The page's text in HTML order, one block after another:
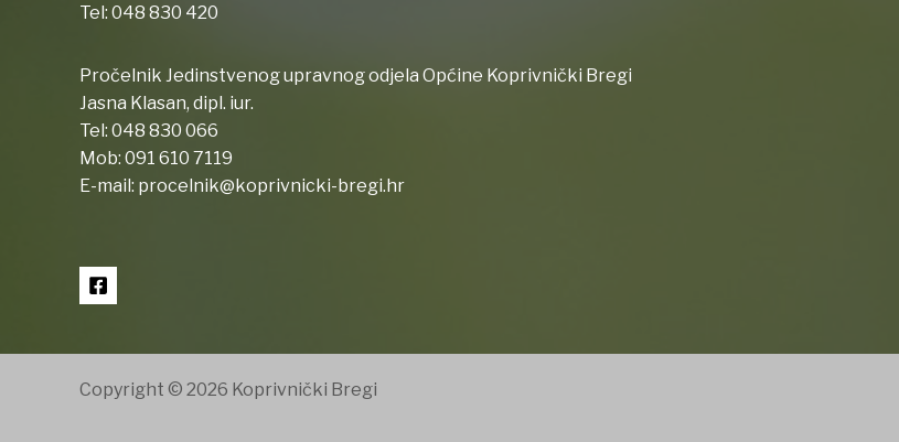
Tel: 048 830 420
Pročelnik Jedinstvenog upravnog odjela Općine Koprivnički Bregi
Jasna Klasan, dipl. iur.
Tel: 048 830 066
Mob: 091 610 7119
E-mail: procelnik@koprivnicki-bregi.hr
Copyright © 2026 Koprivnički Bregi